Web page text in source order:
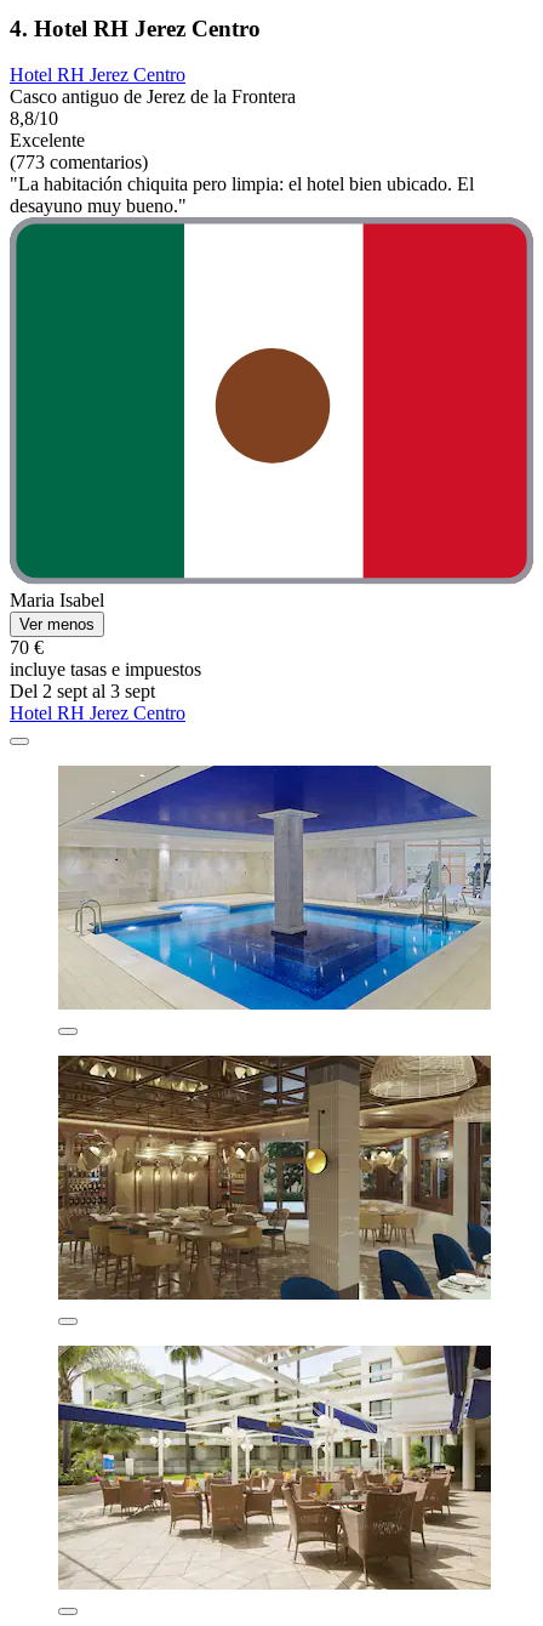
4. Hotel RH Jerez Centro
Hotel RH Jerez Centro
Casco antiguo de Jerez de la Frontera
8,8/10
Excelente
(773 comentarios)
"La habitación chiquita pero limpia: el hotel bien ubicado. El
desayuno muy bueno."
Maria Isabel
Ver menos
70 €
incluye tasas e impuestos
Del 2 sept al 3 sept
Hotel RH Jerez Centro